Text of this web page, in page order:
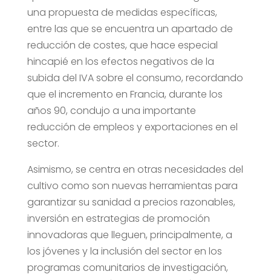
una propuesta de medidas específicas,
entre las que se encuentra un apartado de
reducción de costes, que hace especial
hincapié en los efectos negativos de la
subida del IVA sobre el consumo, recordando
que el incremento en Francia, durante los
años 90, condujo a una importante
reducción de empleos y exportaciones en el
sector.
Asimismo, se centra en otras necesidades del
cultivo como son nuevas herramientas para
garantizar su sanidad a precios razonables,
inversión en estrategias de promoción
innovadoras que lleguen, principalmente, a
los jóvenes y la inclusión del sector en los
programas comunitarios de investigación,